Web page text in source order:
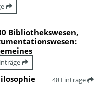
Bibliothekswesen,
48 Einträge